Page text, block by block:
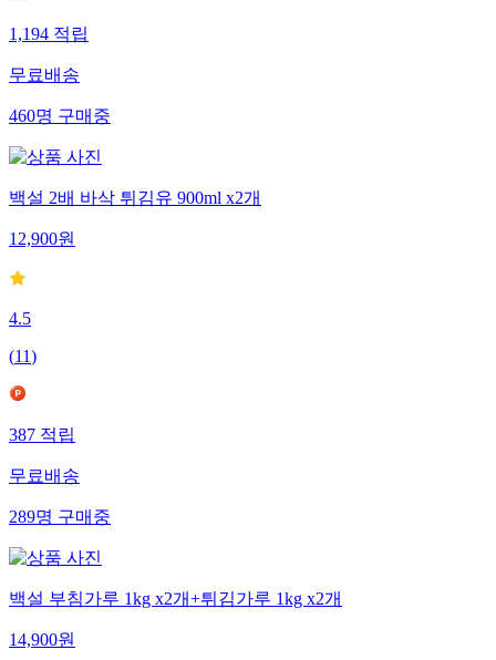
1,194적립
무료배송
460명구매중
백설 2배 바삭 튀김유 900ml x2개
12,900원
4.5
(11)
387적립
무료배송
289명구매중
백설 부침가루 1kg x2개+튀김가루 1kg x2개
14,900원